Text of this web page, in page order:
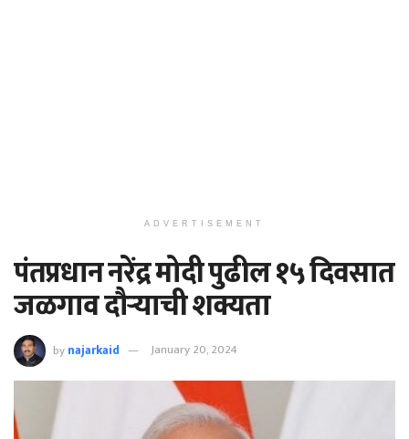
ADVERTISEMENT
पंतप्रधान नरेंद्र मोदी पुढील १५ दिवसात
जळगाव दौऱ्याची शक्यता
bynajarkaid January 20, 2024